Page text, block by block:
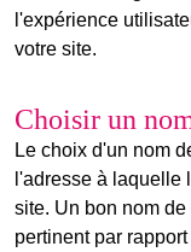
l'expérience
votre site.
Choisir un
Le choix d'un nom
l'adresse à laquelle
site. Un bon nom
pertinent par